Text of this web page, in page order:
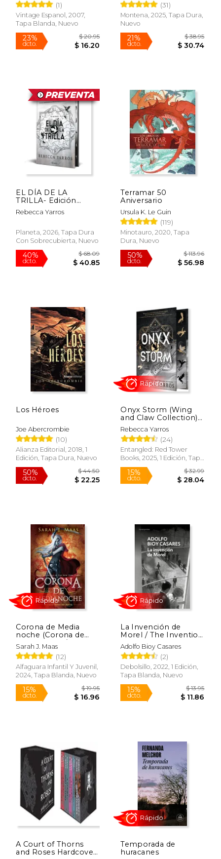
Rápido Rápido
(1)
Vintage Espanol, 2007,
Tapa Blanda, Nuevo
23%
dcto. $ 16.20
Rápido
(31)
Montena, 2025, Tapa Dura,
Nuevo
21%
dcto.
Rápido
EL DÍA DE LA
TRILLA- Edición
limitada con cantos
tintados
Rebecca Yarros
Planeta, 2026, Tapa Dura
Con Sobrecubierta, Nuevo
40%
dcto.
$ 68.09
$ 40.85
Terramar 50
Aniversario
Ursula K. Le Guin
(119)
Minotauro, 2020, Tapa
Dura, Nuevo
50%
dcto.
Los Héroes
Joe Abercrombie
(10)
Alianza Editorial, 2018, 1
Edición, Tapa Dura, Nuevo
Onyx Storm (Wing
and Claw Collection)
(The Empyrean, 3)
(en Inglés)
Rebecca Yarros
(24)
Entangled: Red Tower
Books, 2025, 1 Edición, Tapa
Dura, Nuevo
Corona de Media
noche (Corona de
Medianoche / Trono
de Cristal 2)
Sarah J. Maas
(12)
Alfaguara Infantil Y Juvenil,
2024, Tapa Blanda, Nuevo
La Invención de
Morel / The Invention
of Morel
Adolfo Bioy Casares
(2)
Debolsillo, 2022, 1 Edición,
Tapa Blanda, Nuevo
A Court of Thorns
and Roses Hardcover
Temporada de
huracanes